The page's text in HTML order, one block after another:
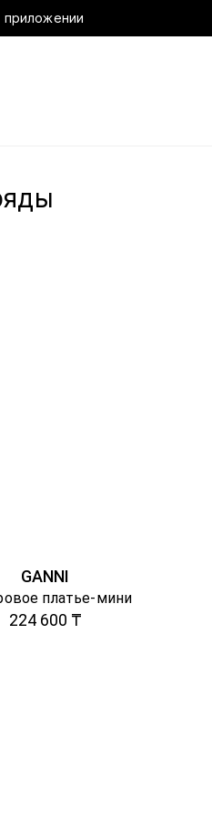
приложении
GANNI
платье-мини
224 600 ₸